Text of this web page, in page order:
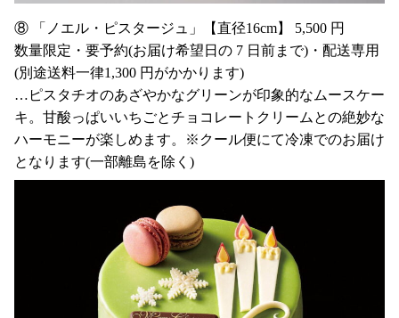
⑧ 「ノエル・ピスタージュ」【直径16cm】 5,500 円
数量限定・要予約(お届け希望日の 7 日前まで)・配送専用
(別途送料一律1,300 円がかかります)
…ピスタチオのあざやかなグリーンが印象的なムースケー
キ。甘酸っぱいいちごとチョコレートクリームとの絶妙な
ハーモニーが楽しめます。※クール便にて冷凍でのお届け
となります(一部離島を除く)